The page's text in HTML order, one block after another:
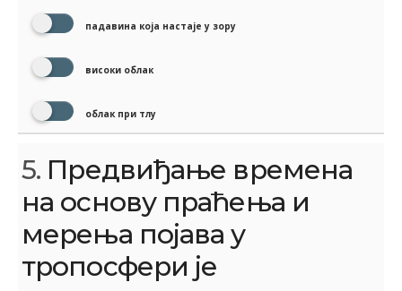
падавина која настаје у зору
високи облак
облак при тлу
5. Предвиђање времена
на основу праћења и
мерења појава у
тропосфери је